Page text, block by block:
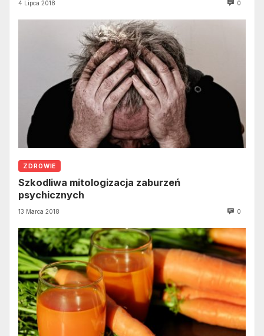
4 Lipca 2018 0
ZDROWIE
Szkodliwa mitologizacja zaburzeń
psychicznych
13 Marca 2018 0